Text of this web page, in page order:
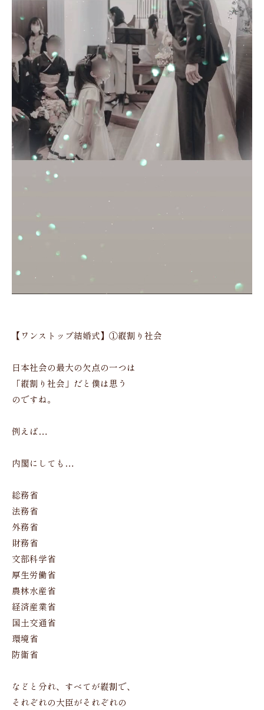
【ワンストップ結婚式】①縦割り社会
日本社会の最大の欠点の一つは
「縦割り社会」だと僕は思う
のですね。
例えば…
内閣にしても…
総務省
法務省
外務省
財務省
文部科学省
厚生労働省
農林水産省
経済産業省
国土交通省
環境省
防衛省
などと分れ、すべてが縦割で、
それぞれの大臣がそれぞれの